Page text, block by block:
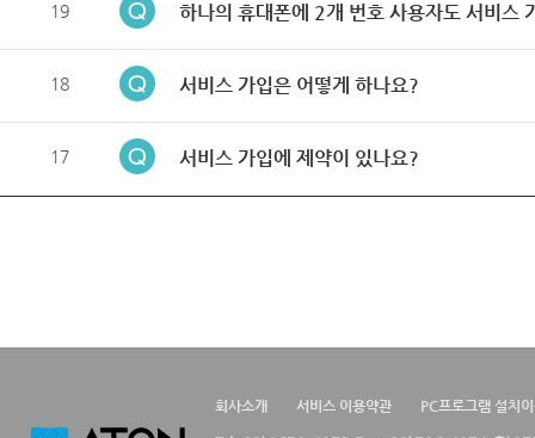
19 하나의 휴대폰에 2개 번호 사용자도 서비스
18 서비스 가입은 어떻게 하나요?
17 서비스 가입에 제약이 있나요?
회사소개 서비스 이용약관 PC프로그램 설치